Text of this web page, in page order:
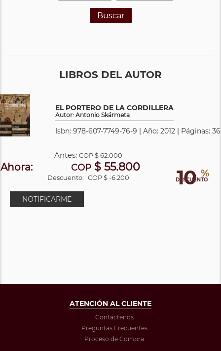
Buscar
LIBROS DEL AUTOR
EL PORTERO DE LA CORDILLERA
Autor: Antonio Skármeta
Isbn: 978-607-7749-76-9 | Año: 2012 | Páginas: 36
10 %
DESCUENTO
Antes:COP$ 62.000
Ahora: COP $ 55.800
Descuento: COP $ -6.200
NOTIFICARME
ATENCIÓN AL CLIENTE
Contáctenos
Preguntas Frecuentes
Proceso de Compra